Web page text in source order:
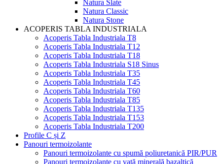
Natura Slate
Natura Classic
Natura Stone
ACOPERIS TABLA INDUSTRIALA
Acoperis Tabla Industriala T8
Acoperis Tabla Industriala T12
Acoperis Tabla Industriala T18
Acoperis Tabla Industriala S18 Sinus
Acoperis Tabla Industriala T35
Acoperis Tabla Industriala T45
Acoperis Tabla Industriala T60
Acoperis Tabla Industriala T85
Acoperis Tabla Industriala T135
Acoperis Tabla Industriala T153
Acoperis Tabla Industriala T200
Profile C și Z
Panouri termoizolante
Panouri termoizolante cu spumă poliuretanică PIR/PUR
Panouri termoizolante cu vată minerală bazaltică